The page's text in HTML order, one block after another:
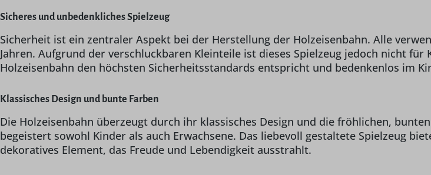
Sicheres und unbedenkliches Spielzeug
Sicherheit ist ein zentraler Aspekt bei der Herstellung der Holzeisenbahn. Alle
Jahren. Aufgrund der verschluckbaren Kleinteile ist dieses Spielzeug jedoch nicht
Holzeisenbahn den höchsten Sicherheitsstandards entspricht und bedenkenlos im
Klassisches Design und bunte Farben
Die Holzeisenbahn überzeugt durch ihr klassisches Design und die fröhlichen,
begeistert sowohl Kinder als auch Erwachsene. Das liebevoll gestaltete Spielzeug
dekoratives Element, das Freude und Lebendigkeit ausstrahlt.